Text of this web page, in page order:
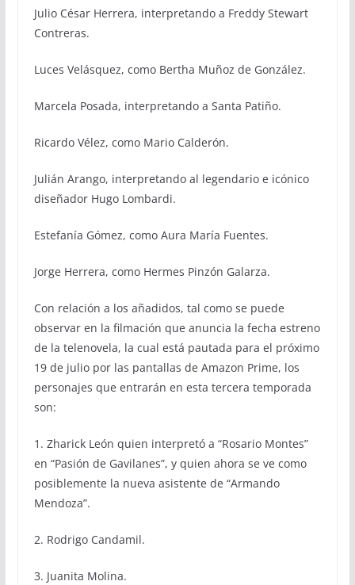
Julio César Herrera, interpretando a Freddy Stewart
Contreras.
Luces Velásquez, como Bertha Muñoz de González.
Marcela Posada, interpretando a Santa Patiño.
Ricardo Vélez, como Mario Calderón.
Julián Arango, interpretando al legendario e icónico
diseñador Hugo Lombardi.
Estefanía Gómez, como Aura María Fuentes.
Jorge Herrera, como Hermes Pinzón Galarza.
Con relación a los añadidos, tal como se puede
observar en la filmación que anuncia la fecha estreno
de la telenovela, la cual está pautada para el próximo
19 de julio por las pantallas de Amazon Prime, los
personajes que entrarán en esta tercera temporada
son:
1. Zharick León quien interpretó a “Rosario Montes”
en “Pasión de Gavilanes”, y quien ahora se ve como
posiblemente la nueva asistente de “Armando
Mendoza”.
2. Rodrigo Candamil.
3. Juanita Molina.